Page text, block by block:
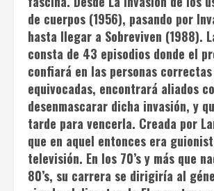
de cuerpos (1956), pasando por
hasta llegar a Sobreviven (1988).
consta de 43 episodios donde el
confiará en las personas
equivocadas, encontrará aliados
desenmascarar dicha invasión, y
tarde para vencerla. Creada por
que en aquel entonces era
televisión. En los 70’s y más que
80’s, su carrera se dirigiría al